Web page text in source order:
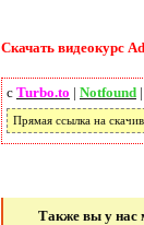
Скачать видеокурс
с Turbo.to | Notfound|
Прямая ссылка на
Также вы у нас